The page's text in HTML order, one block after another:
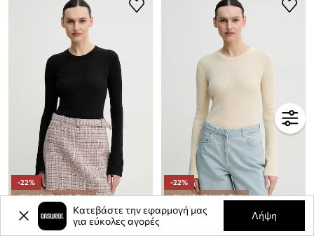
-22%
-5% ΜΕ ΚΩΔΙΚΟ: TAN
Πουλόβερ από λινό μείγμα Day Birger et Mikkelsen Teran
Τρέχουσα τιμή:
-22%
-5% ΜΕ ΚΩΔΙΚΟ: TAN
Κατεβάστε την εφαρμογή μας
για εύκολες αγορές
Λήψη